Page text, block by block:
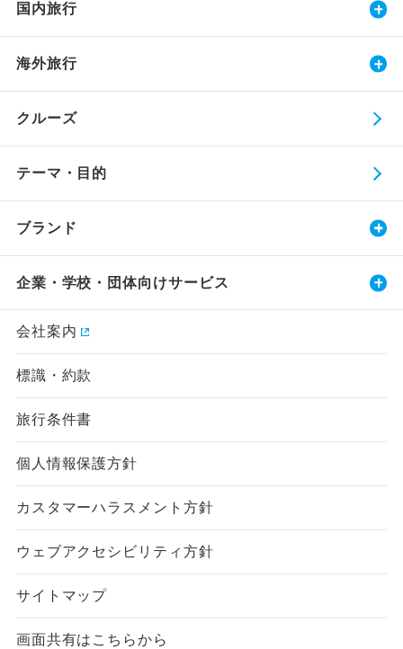
国内旅行
海外旅行
クルーズ
テーマ・目的
ブランド
企業・学校・団体向けサービス
会社案内
標識・約款
旅行条件書
個人情報保護方針
カスタマーハラスメント方針
ウェブアクセシビリティ方針
サイトマップ
画面共有はこちらから